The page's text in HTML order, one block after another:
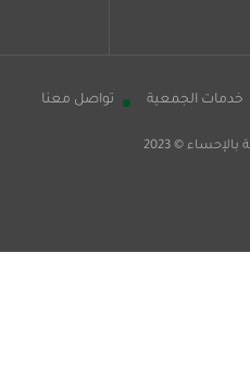
خدمات الجمعية تواصل معنا
بالإحساء© 2023